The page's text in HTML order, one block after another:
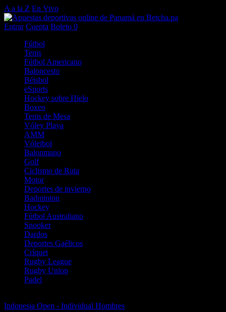
A a la Z En Vivo
Entrar Cuenta Boleto 0
Fútbol
Tenis
Fútbol Americano
Baloncesto
Béisbol
eSports
Hockey sobre Hielo
Boxeo
Tenis de Mesa
Vóley Playa
AMM
Vóleibol
Balonmano
Golf
Ciclismo de Ruta
Motor
Deportes de invierno
Badminton
Hockey
Fútbol Australiano
Snooker
Dardos
Deportes Gaélicos
Críquet
Rugby League
Rugby Union
Padel
Indonesia Open - Individual Hombres